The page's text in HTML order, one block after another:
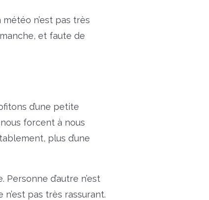
n’est pas très
et faute de
d’une petite
forcent à nous
plus d’une
d’autre n’est
pas très rassurant.